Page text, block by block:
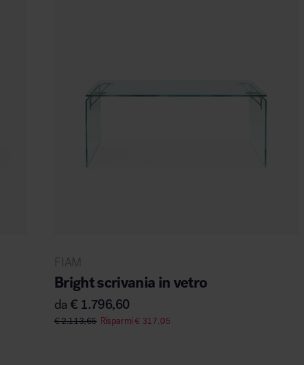
FIAM
Bright scrivania in vetro
da€ 1.796,60
€2.113,65 Risparmi€ 317,05